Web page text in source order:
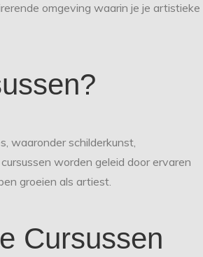
omgeving waarin je je artistieke
waaronder schilderkunst,
worden geleid door ervaren
groeien als artiest.
Cursussen